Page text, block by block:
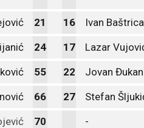
21 16 Ivan Baštrica
24 17 Lazar
55 22 Jovan
66 27 Stefan
70 -